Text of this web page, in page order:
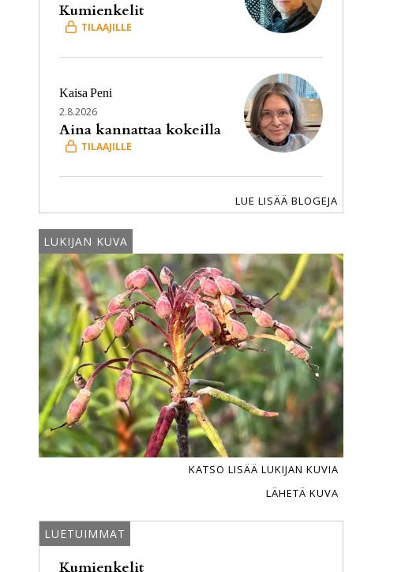
Kumienkelit
Kaisa Peni
2.8.2026
Aina kannattaa kokeilla
LUE LISÄÄ BLOGEJA
LUKIJAN KUVA
KATSO LISÄÄ LUKIJAN KUVIA
LÄHETÄ KUVA
LUETUIMMAT
Kumienkelit